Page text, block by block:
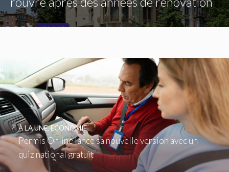
Permis Online lance sa nouvelle version avec un
quiz national gratuit
À LA UNE,ECONOMIE